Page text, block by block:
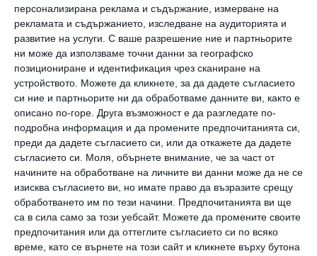
персонализирана реклама и съдържание, измерване на
рекламата и съдържанието, изследване на аудиторията и
развитие на услуги. С ваше разрешение ние и партньорите
ни може да използваме точни данни за географско
позициониране и идентификация чрез сканиране на
устройството. Можете да кликнете, за да дадете съгласието
си ние и партньорите ни да обработваме данните ви, както е
описано по-горе. Друга възможност е да разгледате по-
подробна информация и да промените предпочитанията си,
преди да дадете съгласието си, или да откажете да дадете
съгласието си.
Моля, обърнете внимание, че за част от
начините на обработване на личните ви данни може да не се
изисква съгласието ви, но имате право да възразите срещу
обработването им по тези начини. Предпочитанията ви ще
са в сила само за този уебсайт. Можете да промените своите
предпочитания или да оттеглите съгласието си по всяко
време, като се върнете на този сайт и кликнете върху бутона
апаратдишаненедоносенибебе
Още отЗдраве
15 съвета за по-
здравословен начин
на живот